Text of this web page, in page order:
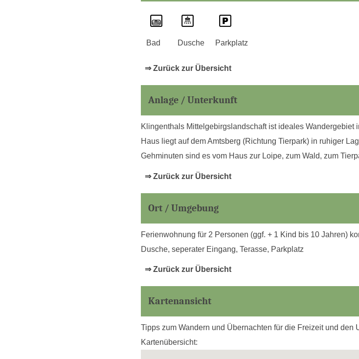
Bad Dusche Parkplatz
⇒ Zurück zur Übersicht
Anlage / Unterkunft
Klingenthals Mittelgebirgslandschaft ist ideales
Haus liegt auf dem Amtsberg (Richtung Tierpark) in ruhiger
Gehminuten sind es vom Haus zur Loipe, zum Wald, zum
⇒ Zurück zur Übersicht
Ort / Umgebung
Ferienwohnung für 2 Personen (ggf. + 1 Kind bis 10 Jahren)
Dusche, seperater Eingang, Terasse, Parkplatz
⇒ Zurück zur Übersicht
Kartenansicht
Tipps zum Wandern und Übernachten für die Freizeit und den
Kartenübersicht: